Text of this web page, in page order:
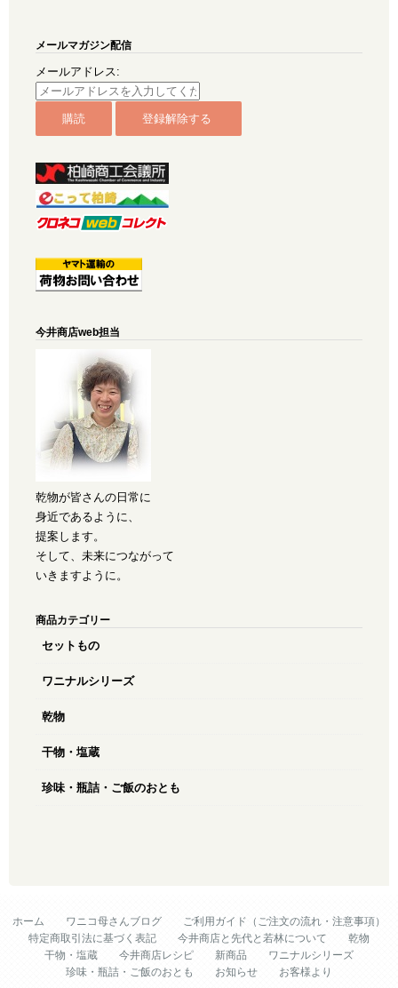
メールマガジン配信
メールアドレス:
今井商店web担当
乾物が皆さんの日常に
身近であるように、
提案します。
そして、未来につながって
いきますように。
商品カテゴリー
セットもの
ワニナルシリーズ
乾物
干物・塩蔵
珍味・瓶詰・ご飯のおとも
ホーム ワニコ母さんブログ
ご利用ガイド（ご注文の流れ・注意事項）
特定商取引法に基づく表記
今井商店と先代と若林について
乾物
干物・塩蔵
今井商店レシピ 新商品
ワニナルシリーズ
珍味・瓶詰・ご飯のおとも
お知らせ お客様より